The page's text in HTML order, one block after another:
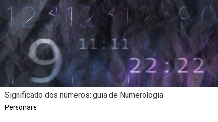
Significado dos números: guia de Numerologia
Personare